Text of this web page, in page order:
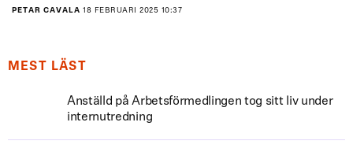
PETAR CAVALA 18 FEBRUARI 2025 10:37
MEST LÄST
Anställd på Arbetsförmedlingen tog sitt liv under
internutredning